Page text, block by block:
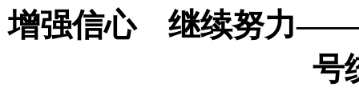
增强信心 继续努力——
号